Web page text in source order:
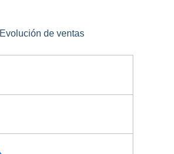
Evolución de ventas